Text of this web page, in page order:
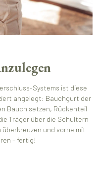
Systems ist diese
angelegt: Bauchgurt der
Bauch setzen, Rückenteil
Träger über die Schultern
und vorne mit
– fertig!